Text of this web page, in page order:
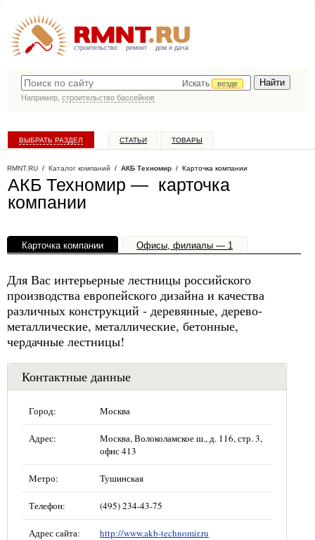
строительство ремонт дом и дача
Искать
везде
Например, строительство бассейнов
ВЫБРАТЬ РАЗДЕЛ СТАТЬИ ТОВАРЫ
RMNT.RU / Каталог компаний / АКБ Техномир / Карточка компании
АКБ Техномир — карточка
компании
Карточка компании Офисы, филиалы — 1
Для Вас интерьерные лестницы российского
производства европейского дизайна и качества
различных конструкций - деревянные, дерево-
металлические, металлические, бетонные,
чердачные лестницы!
Контактные данные
Город: Москва
Адрес:
Москва, Волоколамское ш., д. 116, стр. 3,
офис 413
Метро: Тушинская
Телефон: (495) 234-43-75
Адрес сайта: http://www.akb-technomir.ru